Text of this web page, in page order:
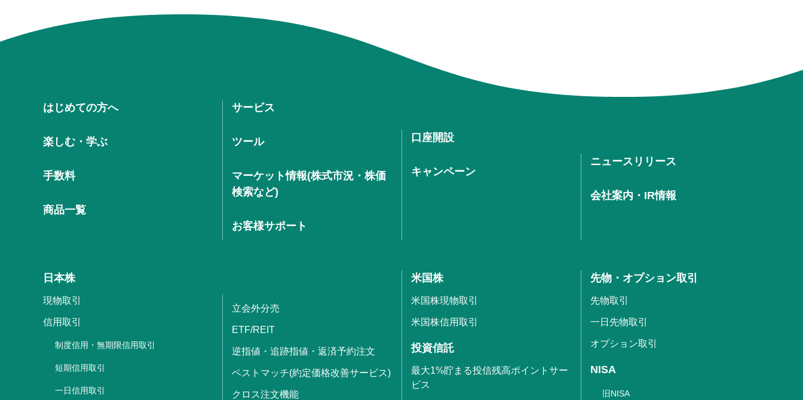
はじめての方へ
楽しむ・学ぶ
手数料
商品一覧
サービス
ツール
マーケット情報(株式市況・株価
検索など)
お客様サポート
口座開設
キャンペーン
ニュースリリース
会社案内・IR情報
日本株
現物取引
信用取引
制度信用・無期限信用取引
短期信用取引
一日信用取引
立会外分売
ETF/REIT
逆指値・追跡指値・返済予約注文
ベストマッチ(約定価格改善サービス)
クロス注文機能
米国株
米国株現物取引
米国株信用取引
投資信託
最大1%貯まる投信残高ポイントサー
ビス
先物・オプション取引
先物取引
一日先物取引
オプション取引
NISA
旧NISA